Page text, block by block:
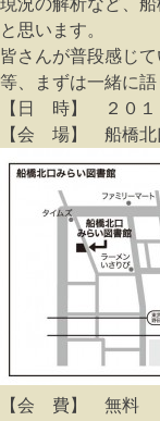
現況の解析など、
と思いま す。
皆さんが普段感じ
等、まずは一緒に語
【日 時】 ２０１
【会 場】 船橋北
【会 費】 無料